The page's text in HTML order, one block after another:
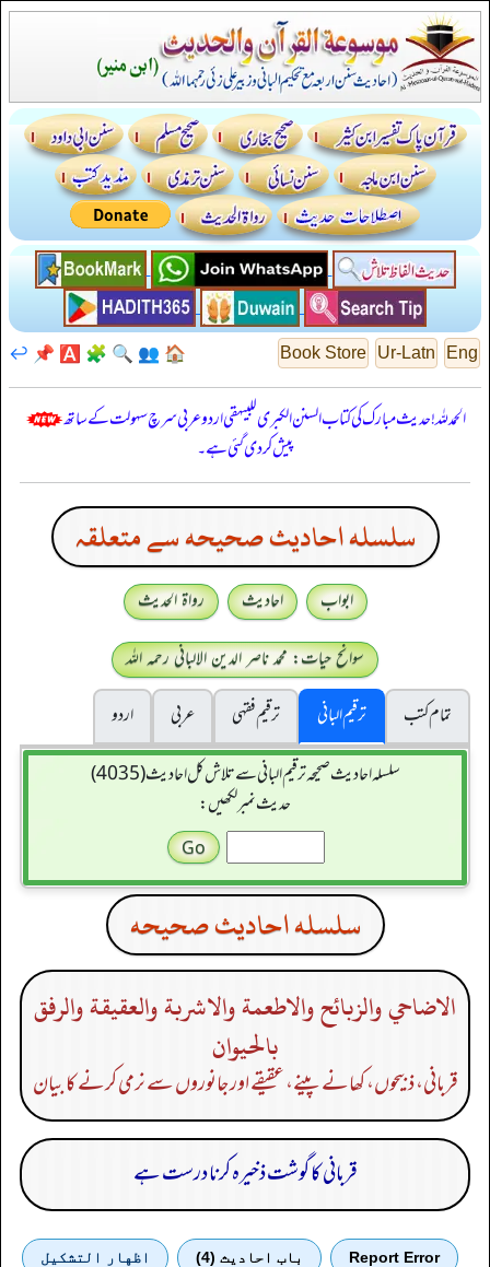
Eng
Ur-Latn
Book Store
🏠
👥
🔍
🧩
🅰️
📌
↩️
الحمدللہ! حدیث مبارک کی کتاب السنن الكبرى للبيهقي اردو عربی سرچ سہولت کے ساتھ
پیش کر دی گئی ہے۔
سلسله احاديث صحيحه سے متعلقہ
ابواب احادیث
رواۃ الحدیث
سوانح حیات: محمد ناصر الدین الالبانی رحمہ اللہ
تمام کتب
ترقیم البانی ترقيم فقہی عربی
اردو
سلسله احاديث صحيحه ترقیم البانی سے تلاش کل احادیث (4035)
حدیث نمبر لکھیں:
سلسله احاديث صحيحه
الاضاحي والزبائح والاطعمة والاشربة والعقيقة والرفق
بالحيوان
قربانی، ذبیحوں، کھانے پینے، عقیقے اور جانوروں سے نرمی کرنے کا بیان
قربانی کا گوشت ذخیرہ کرنا درست ہے
Report Error باب احادیث (4) اظهار التشكيل